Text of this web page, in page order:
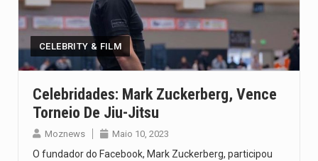
Um dos casos mais graves envolveu a residência de Sam…
A cidade de Bunia, capital da província de Ituri, tornou-se…
CELEBRITY & FILM
Celebridades: Mark Zuckerberg, Vence
Torneio De Jiu-Jitsu
Moznews Maio 10, 2023
O fundador do Facebook, Mark Zuckerberg, participou